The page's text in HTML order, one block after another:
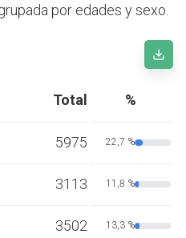
por edades y sexo.
Total %
5975 22,7 %
3113 11,8 %
3502 13,3 %